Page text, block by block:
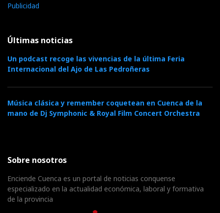
Publicidad
Últimas noticias
Un podcast recoge las vivencias de la última Feria
Internacional del Ajo de Las Pedroñeras
Música clásica y remember coquetean en Cuenca de la
mano de Dj Symphonic & Royal Film Concert Orchestra
Sobre nosotros
Enciende Cuenca es un portal de noticias conquense
especializado en la actualidad económica, laboral y formativa
de la provincia